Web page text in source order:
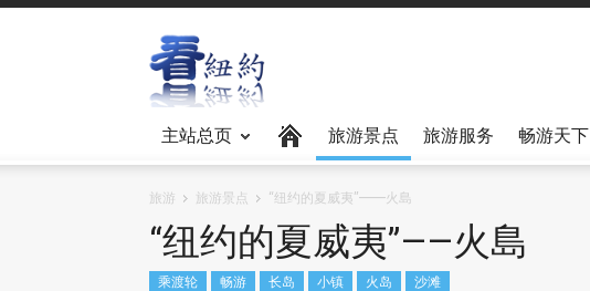
主站总页 旅游景点 旅游服务 畅游天下
旅游 旅游景点 “纽约的夏威夷”——火島
“纽约的夏威夷”——火島
乘渡轮 畅游 长岛 小镇 火岛 沙滩